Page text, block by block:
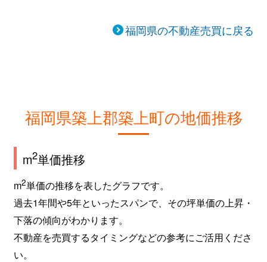
福岡県の不動産売買に戻る
福岡県築上郡築上町の地価推移
m2単価推移
m2単価の推移を表したグラフです。
過去1年間や5年といったスパンで、その坪単価の上昇・
下落の傾向がわかります。
不動産を売買するタイミングなどの参考にご活用くださ
い。